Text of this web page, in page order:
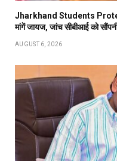
Jharkhand Students Protest:
मांगें जायज, जांच सीबीआई को
AUGUST 6, 2026